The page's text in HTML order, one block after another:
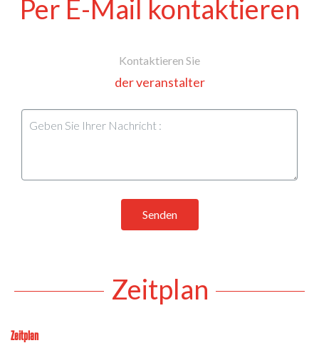
Per E-Mail kontaktieren
Kontaktieren Sie
der veranstalter
Senden
Zeitplan
Zeitplan